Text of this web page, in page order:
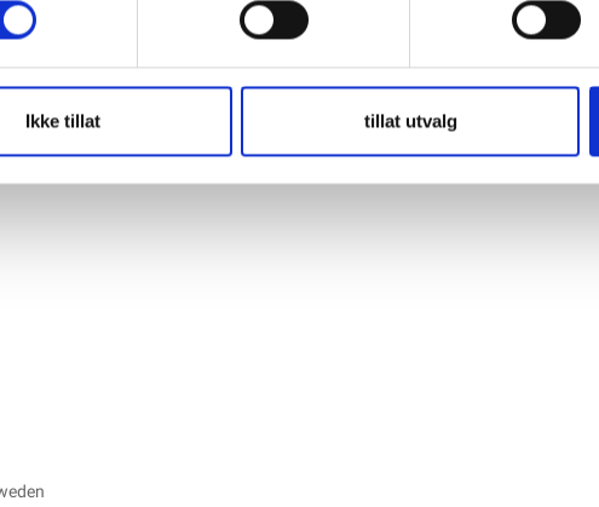
Ikke tillat tillat utvalg
95AH 850CCA VARTA® Blue Dynamic EFB är ett extraordinärt batteri för
håller VARTA® Blue Dynamic EFB-batterier dubbelt